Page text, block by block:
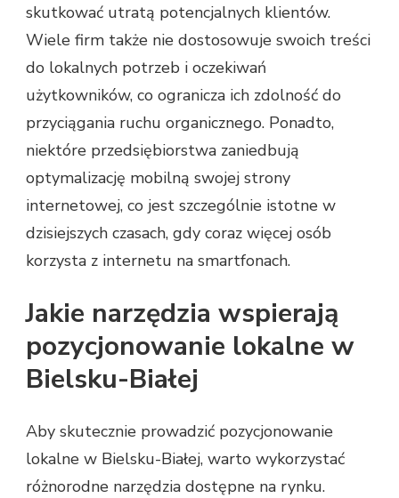
skutkować utratą potencjalnych klientów.
Wiele firm także nie dostosowuje swoich treści
do lokalnych potrzeb i oczekiwań
użytkowników, co ogranicza ich zdolność do
przyciągania ruchu organicznego. Ponadto,
niektóre przedsiębiorstwa zaniedbują
optymalizację mobilną swojej strony
internetowej, co jest szczególnie istotne w
dzisiejszych czasach, gdy coraz więcej osób
korzysta z internetu na smartfonach.
Jakie narzędzia wspierają
pozycjonowanie lokalne w
Bielsku-Białej
Aby skutecznie prowadzić pozycjonowanie
lokalne w Bielsku-Białej, warto wykorzystać
różnorodne narzędzia dostępne na rynku.